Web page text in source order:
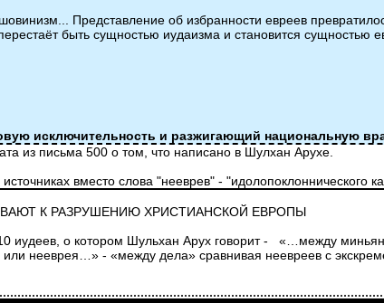
Представление об избранности евреев
быть сущностью иудаизма и становится сущностью
исключительность и разжигающий национальную
из письма 500 о том, что написано в Шулхан Арухе.
вместо слова "нееврев" - "идолопоклоннического
К РАЗРУШЕНИЮ ХРИСТИАНСКОЙ ЕВРОПЫ
иудеев, о котором Шульхан Арух говорит - «…между
нееврея…» - «между дела» сравнивая неевреев с